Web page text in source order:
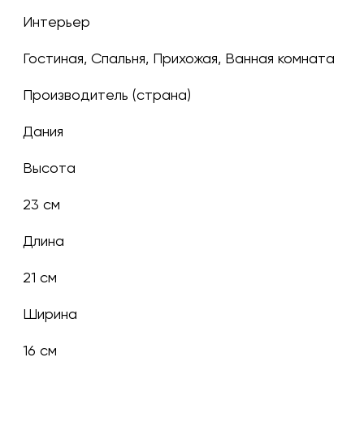
Интерьер
Гостиная, Спальня, Прихожая, Ванная комната
Производитель (страна)
Дания
Высота
23 см
Длина
21 см
Ширина
16 см